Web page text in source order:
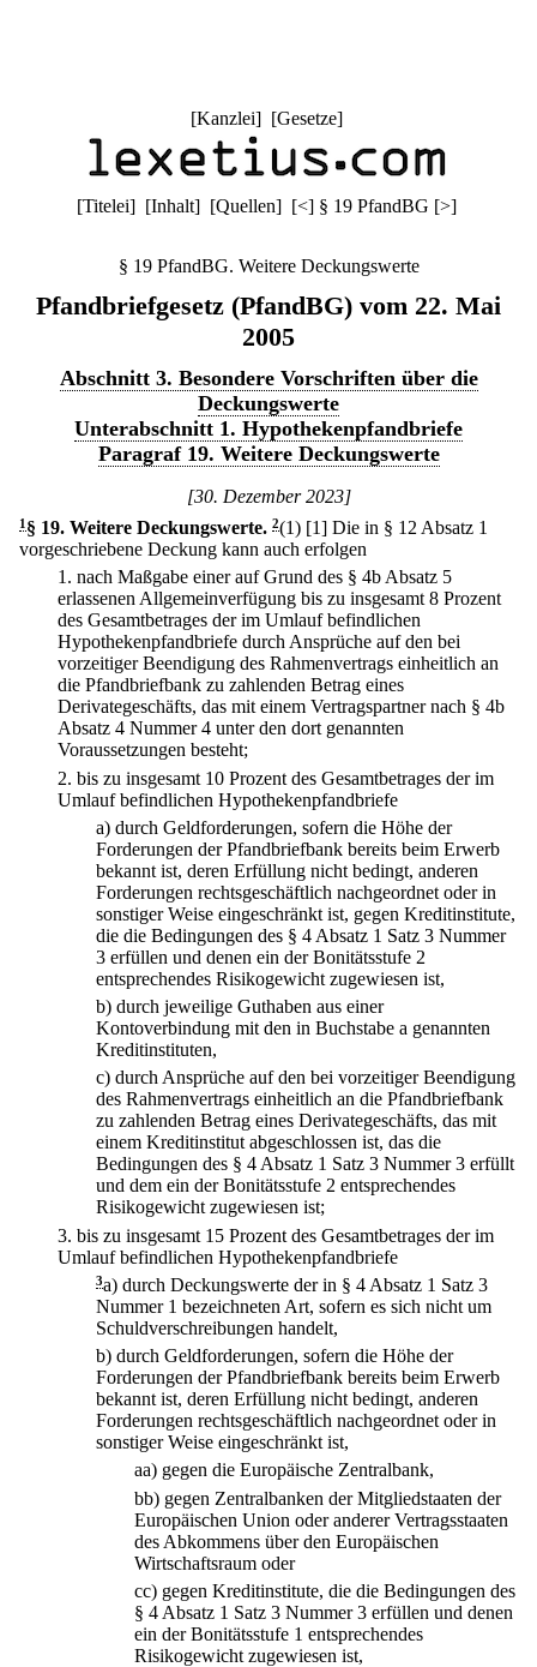
[Kanzlei] [Gesetze]
[Titelei] [Inhalt] [Quellen] [<] § 19 PfandBG [>]
§ 19 PfandBG. Weitere Deckungswerte
Pfandbriefgesetz (PfandBG) vom 22. Mai
2005
Abschnitt 3. Besondere Vorschriften über die
Deckungswerte
Unterabschnitt 1. Hypothekenpfandbriefe
Paragraf 19. Weitere Deckungswerte
[30. Dezember 2023]
1 § 19. Weitere Deckungswerte. 2(1) [1] Die in § 12 Absatz 1
vorgeschriebene Deckung kann auch erfolgen
1. nach Maßgabe einer auf Grund des § 4b Absatz 5
erlassenen Allgemeinverfügung bis zu insgesamt 8 Prozent
des Gesamtbetrages der im Umlauf befindlichen
Hypothekenpfandbriefe durch Ansprüche auf den bei
vorzeitiger Beendigung des Rahmenvertrags einheitlich an
die Pfandbriefbank zu zahlenden Betrag eines
Derivategeschäfts, das mit einem Vertragspartner nach § 4b
Absatz 4 Nummer 4 unter den dort genannten
Voraussetzungen besteht;
2. bis zu insgesamt 10 Prozent des Gesamtbetrages der im
Umlauf befindlichen Hypothekenpfandbriefe
a) durch Geldforderungen, sofern die Höhe der
Forderungen der Pfandbriefbank bereits beim Erwerb
bekannt ist, deren Erfüllung nicht bedingt, anderen
Forderungen rechtsgeschäftlich nachgeordnet oder in
sonstiger Weise eingeschränkt ist, gegen Kreditinstitute,
die die Bedingungen des § 4 Absatz 1 Satz 3 Nummer
3 erfüllen und denen ein der Bonitätsstufe 2
entsprechendes Risikogewicht zugewiesen ist,
b) durch jeweilige Guthaben aus einer
Kontoverbindung mit den in Buchstabe a genannten
Kreditinstituten,
c) durch Ansprüche auf den bei vorzeitiger Beendigung
des Rahmenvertrags einheitlich an die Pfandbriefbank
zu zahlenden Betrag eines Derivategeschäfts, das mit
einem Kreditinstitut abgeschlossen ist, das die
Bedingungen des § 4 Absatz 1 Satz 3 Nummer 3 erfüllt
und dem ein der Bonitätsstufe 2 entsprechendes
Risikogewicht zugewiesen ist;
3. bis zu insgesamt 15 Prozent des Gesamtbetrages der im
Umlauf befindlichen Hypothekenpfandbriefe
3a) durch Deckungswerte der in § 4 Absatz 1 Satz 3
Nummer 1 bezeichneten Art, sofern es sich nicht um
Schuldverschreibungen handelt,
b) durch Geldforderungen, sofern die Höhe der
Forderungen der Pfandbriefbank bereits beim Erwerb
bekannt ist, deren Erfüllung nicht bedingt, anderen
Forderungen rechtsgeschäftlich nachgeordnet oder in
sonstiger Weise eingeschränkt ist,
aa) gegen die Europäische Zentralbank,
bb) gegen Zentralbanken der Mitgliedstaaten der
Europäischen Union oder anderer Vertragsstaaten
des Abkommens über den Europäischen
Wirtschaftsraum oder
cc) gegen Kreditinstitute, die die Bedingungen des
§ 4 Absatz 1 Satz 3 Nummer 3 erfüllen und denen
ein der Bonitätsstufe 1 entsprechendes
Risikogewicht zugewiesen ist,